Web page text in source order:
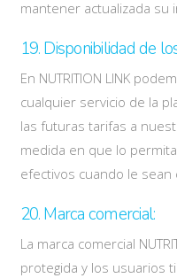
mantener actualizada su
19. Disponibilidad de
En NUTRITION LINK
cualquier servicio de la
las futuras tarifas a
medida en que lo
efectivos cuando le sean
20. Marca comercial:
La marca comercial
protegida y los usuarios